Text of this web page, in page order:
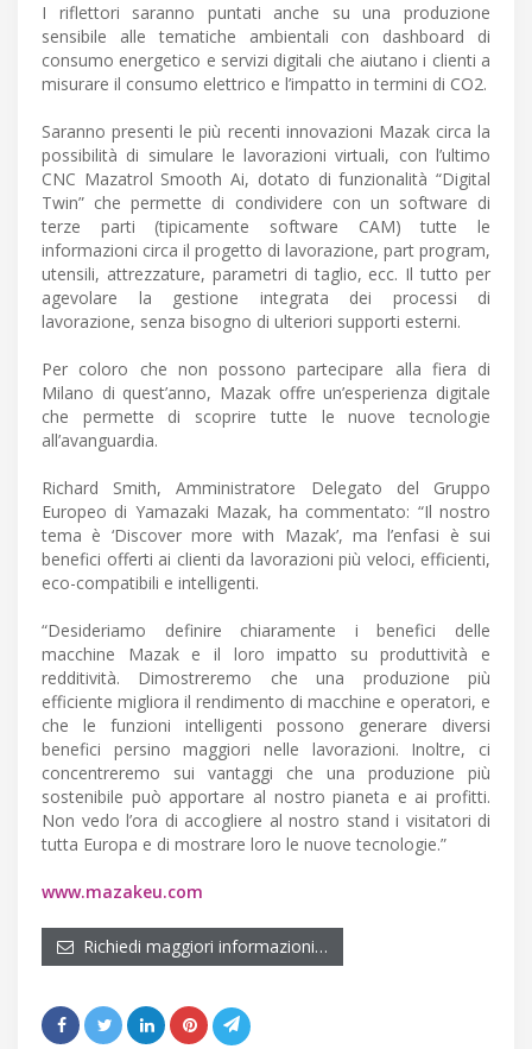
I riflettori saranno puntati anche su una produzione
sensibile alle tematiche ambientali con dashboard di
consumo energetico e servizi digitali che aiutano i clienti a
misurare il consumo elettrico e l’impatto in termini di CO2.
Saranno presenti le più recenti innovazioni Mazak circa la
possibilità di simulare le lavorazioni virtuali, con l’ultimo
CNC Mazatrol Smooth Ai, dotato di funzionalità “Digital
Twin” che permette di condividere con un software di
terze parti (tipicamente software CAM) tutte le
informazioni circa il progetto di lavorazione, part program,
utensili, attrezzature, parametri di taglio, ecc. Il tutto per
agevolare la gestione integrata dei processi di
lavorazione, senza bisogno di ulteriori supporti esterni.
Per coloro che non possono partecipare alla fiera di
Milano di quest’anno, Mazak offre un’esperienza digitale
che permette di scoprire tutte le nuove tecnologie
all’avanguardia.
Richard Smith, Amministratore Delegato del Gruppo
Europeo di Yamazaki Mazak, ha commentato: “Il nostro
tema è ‘Discover more with Mazak’, ma l’enfasi è sui
benefici offerti ai clienti da lavorazioni più veloci, efficienti,
eco-compatibili e intelligenti.
“Desideriamo definire chiaramente i benefici delle
macchine Mazak e il loro impatto su produttività e
redditività. Dimostreremo che una produzione più
efficiente migliora il rendimento di macchine e operatori, e
che le funzioni intelligenti possono generare diversi
benefici persino maggiori nelle lavorazioni. Inoltre, ci
concentreremo sui vantaggi che una produzione più
sostenibile può apportare al nostro pianeta e ai profitti.
Non vedo l’ora di accogliere al nostro stand i visitatori di
tutta Europa e di mostrare loro le nuove tecnologie.”
www.mazakeu.com
Richiedi maggiori informazioni…